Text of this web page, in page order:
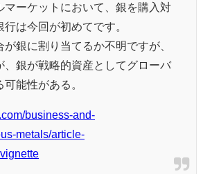
マーケットにおいて、銀を購入対
は今回が初めてです。
が銀に割り当てるか不明ですが、
、銀が戦略的資産としてグローバ
能性がある。
business-and-
metals/article-